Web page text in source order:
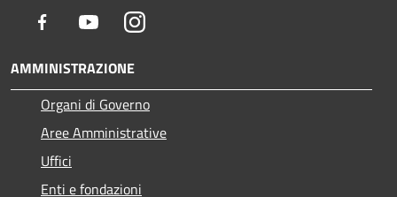
Facebook YoutubeInstagram
AMMINISTRAZIONE
Organi di Governo
Aree Amministrative
Uffici
Enti e fondazioni